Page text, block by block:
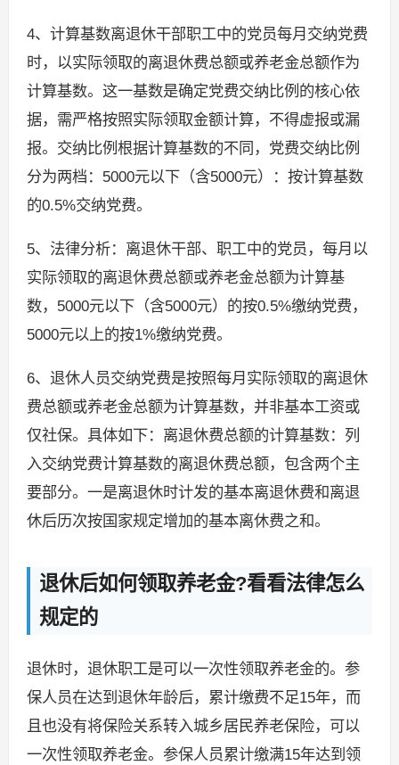
4、计算基数离退休干部职工中的党员每月交纳党费
时，以实际领取的离退休费总额或养老金总额作为
计算基数。这一基数是确定党费交纳比例的核心依
据，需严格按照实际领取金额计算，不得虚报或漏
报。交纳比例根据计算基数的不同，党费交纳比例
分为两档：5000元以下（含5000元）：按计算基数
的0.5%交纳党费。
5、法律分析：离退休干部、职工中的党员，每月以
实际领取的离退休费总额或养老金总额为计算基
数，5000元以下（含5000元）的按0.5%缴纳党费，
5000元以上的按1%缴纳党费。
6、退休人员交纳党费是按照每月实际领取的离退休
费总额或养老金总额为计算基数，并非基本工资或
仅社保。具体如下：离退休费总额的计算基数：列
入交纳党费计算基数的离退休费总额，包含两个主
要部分。一是离退休时计发的基本离退休费和离退
休后历次按国家规定增加的基本离休费之和。
退休后如何领取养老金?看看法律怎么
规定的
退休时，退休职工是可以一次性领取养老金的。参
保人员在达到退休年龄后，累计缴费不足15年，而
且也没有将保险关系转入城乡居民养老保险，可以
一次性领取养老金。参保人员累计缴满15年达到领